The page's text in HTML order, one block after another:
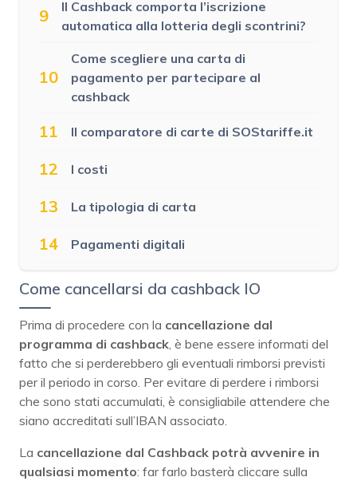
9
Il Cashback comporta l’iscrizione
automatica alla lotteria degli scontrini?
10
Come scegliere una carta di
pagamento per partecipare al
cashback
11 Il comparatore di carte di SOStariffe.it
12 I costi
13 La tipologia di carta
14 Pagamenti digitali
Come cancellarsi da cashback IO
Prima di procedere con la cancellazione dal
programma di cashback , è bene essere informati del
fatto che si perderebbero gli eventuali rimborsi previsti
per il periodo in corso. Per evitare di perdere i rimborsi
che sono stati accumulati, è consigliabile attendere che
siano accreditati sull’IBAN associato.
La cancellazione dal Cashback potrà avvenire in
qualsiasi momento: far farlo basterà cliccare sulla